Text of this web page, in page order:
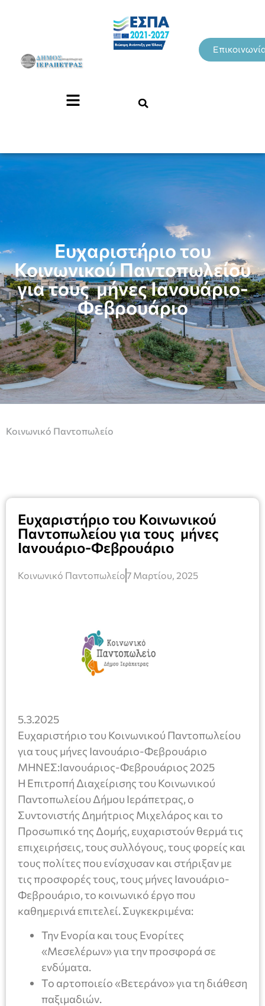
Ευχαριστήριο του
Κοινωνικού Παντοπωλείου
για τους μήνες Ιανουάριο-
Φεβρουάριο
Κοινωνικό Παντοπωλείο
Ευχαριστήριο του Κοινωνικού
Παντοπωλείου για τους μήνες
Ιανουάριο-Φεβρουάριο
Κοινωνικό Παντοπωλείο7 Μαρτίου, 2025
5.3.2025
Ευχαριστήριο του Κοινωνικού Παντοπωλείου
για τους μήνες Ιανουάριο-Φεβρουάριο
ΜΗΝEΣ:Ιανουάριος-Φεβρουάριος 2025
Η Επιτροπή Διαχείρισης του Κοινωνικού
Παντοπωλείου Δήμου Ιεράπετρας, ο
Συντονιστής Δημήτριος Μιχελάρος και το
Προσωπικό της Δομής, ευχαριστούν θερμά τις
επιχειρήσεις, τους συλλόγους, τους φορείς και
τους πολίτες που ενίσχυσαν και στήριξαν με
τις προσφορές τους, τους μήνες Ιανουάριο-
Φεβρουάριο, το κοινωνικό έργο που
καθημερινά επιτελεί. Συγκεκριμένα:
Την Ενορία και τους Ενορίτες
«Μεσελέρων» για την προσφορά σε
ενδύματα.
Το αρτοποιείο «Βετεράνο» για τη διάθεση
παξιμαδιών.